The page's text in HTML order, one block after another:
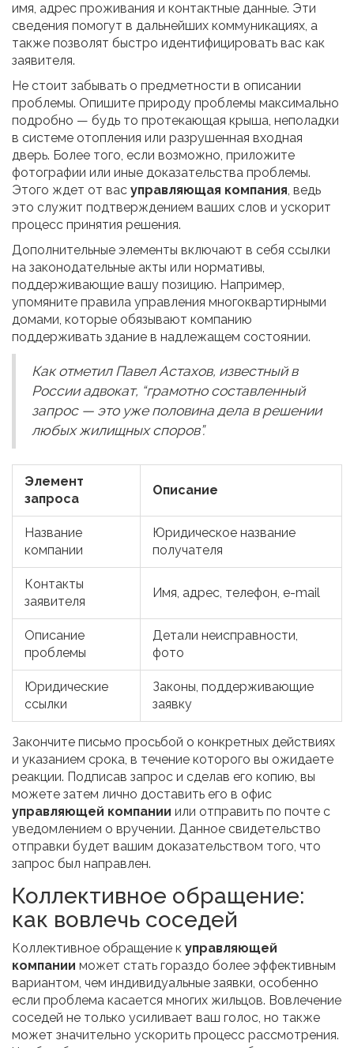
имя, адрес проживания и контактные данные. Эти
сведения помогут в дальнейших коммуникациях, а
также позволят быстро идентифицировать вас как
заявителя.
Не стоит забывать о предметности в описании
проблемы. Опишите природу проблемы максимально
подробно — будь то протекающая крыша, неполадки
в системе отопления или разрушенная входная
дверь. Более того, если возможно, приложите
фотографии или иные доказательства проблемы.
Этого ждет от вас управляющая компания, ведь
это служит подтверждением ваших слов и ускорит
процесс принятия решения.
Дополнительные элементы включают в себя ссылки
на законодательные акты или нормативы,
поддерживающие вашу позицию. Например,
упомяните правила управления многоквартирными
домами, которые обязывают компанию
поддерживать здание в надлежащем состоянии.
Как отметил Павел Астахов, известный в
России адвокат, “грамотно составленный
запрос — это уже половина дела в решении
любых жилищных споров”.
Элемент
запроса
Описание
Название
компании
Юридическое название
получателя
Контакты
заявителя
Имя, адрес, телефон, e-mail
Описание
проблемы
Детали неисправности,
фото
Юридические
ссылки
Законы, поддерживающие
заявку
Закончите письмо просьбой о конкретных действиях
и указанием срока, в течение которого вы ожидаете
реакции. Подписав запрос и сделав его копию, вы
можете затем лично доставить его в офис
управляющей компании или отправить по почте с
уведомлением о вручении. Данное свидетельство
отправки будет вашим доказательством того, что
запрос был направлен.
Коллективное обращение:
как вовлечь соседей
Коллективное обращение к управляющей
компании может стать гораздо более эффективным
вариантом, чем индивидуальные заявки, особенно
если проблема касается многих жильцов. Вовлечение
соседей не только усиливает ваш голос, но также
может значительно ускорить процесс рассмотрения.